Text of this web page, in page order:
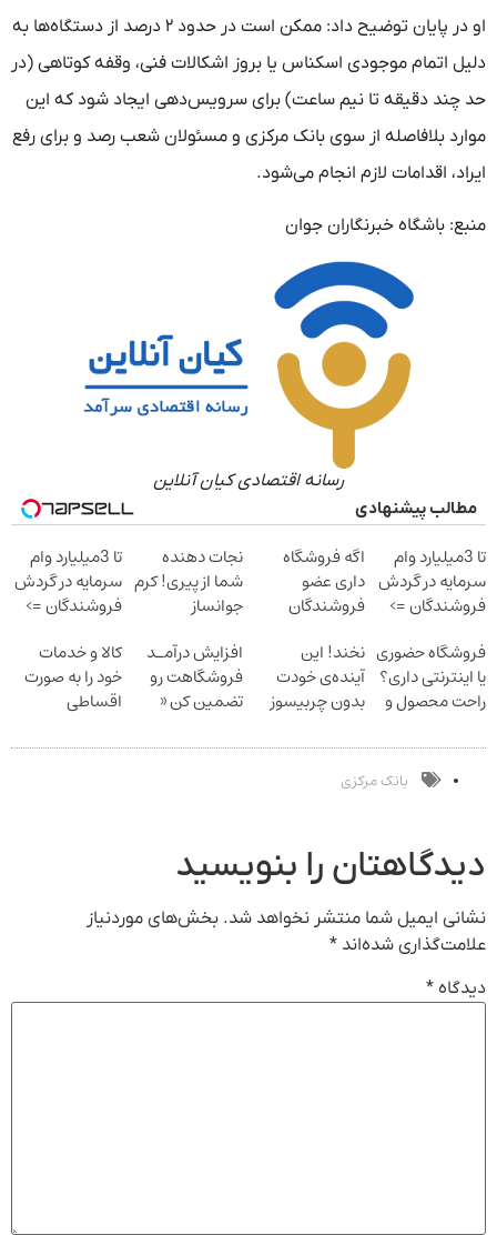
او در پایان توضیح داد: ممکن است در حدود ۲ درصد از دستگاه‌ها به
دلیل اتمام موجودی اسکناس یا بروز اشکالات فنی، وقفه کوتاهی (در
حد چند دقیقه تا نیم ساعت) برای سرویس‌دهی ایجاد شود که این
موارد بلافاصله از سوی بانک مرکزی و مسئولان شعب رصد و برای رفع
ایراد، اقدامات لازم انجام می‌شود.
منبع: باشگاه خبرنگاران جوان
رسانه اقتصادی کیان آنلاین
مطالب پیشنهادی
تا 3میلیارد وام
سرمایه در گردش
فروشندگان =>
ثبت کن
اگه فروشگاه
داری عضو
فروشندگان
میلیارد وام بگیر
نجات دهنده
شما از پیری! کرم
جوانساز
تا 3میلیارد وام
سرمایه در گردش
فروشندگان =>
ثبت کن
فروشگاه حضوری
یا اینترنتی داری؟
راحت محصول و
بفروش
نخند! این
آینده‌ی خودت
بدون چربیسوز
نشده سفارش
بده)
افزایش درآمـد
فروشگاهت رو
تضمین کن «
ثبت کن »
کالا و خدمات
خود را به صورت
اقساطی
بانک مرکزی
دیدگاهتان را بنویسید
نشانی ایمیل شما منتشر نخواهد شد. بخش‌های موردنیاز
علامت‌گذاری شده‌اند *
دیدگاه *